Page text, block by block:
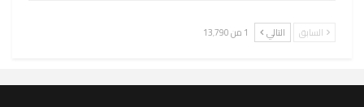
السابق التالي 1 من 13٬790